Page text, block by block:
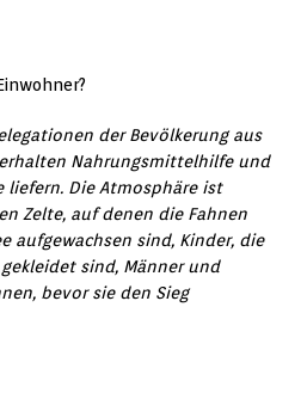
der Bevölkerung aus
Nahrungsmittelhilfe und
liefern. Die Atmosphäre ist
Zelte, auf denen die Fahnen
aufgewachsen sind, Kinder, die
sind, Männer und
bevor sie den Sieg